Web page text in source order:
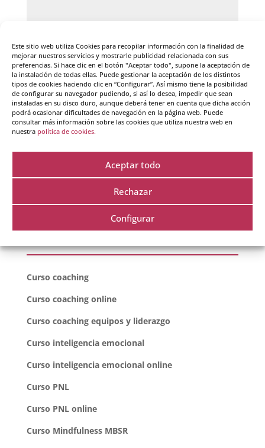
Este sitio web utiliza Cookies para recopilar información con la finalidad de
mejorar nuestros servicios y mostrarle publicidad relacionada con sus
preferencias. Si hace clic en el botón "Aceptar todo", supone la aceptación de
la instalación de todas ellas. Puede gestionar la aceptación de los distintos
tipos de cookies haciendo clic en “Configurar”. Así mismo tiene la posibilidad
de configurar su navegador pudiendo, si así lo desea, impedir que sean
instaladas en su disco duro, aunque deberá tener en cuenta que dicha acción
podrá ocasionar dificultades de navegación en la página web. Puede
consultar más información sobre las cookies que utiliza nuestra web en
nuestra política de cookies.
Aceptar todo
Rechazar
Configurar
Guarda mi nombre, correo electrónico y web en
este navegador para la próxima vez que comente.
Curso coaching
Curso coaching online
Curso coaching equipos y liderazgo
Curso inteligencia emocional
Curso inteligencia emocional online
Curso PNL
Curso PNL online
Curso Mindfulness MBSR